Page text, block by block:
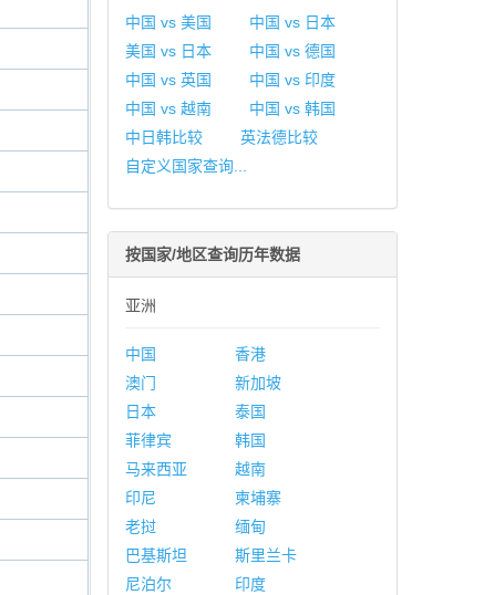
中国 vs 美国
中国 vs 日本
美国 vs 日本
中国 vs 德国
中国 vs 英国
中国 vs 印度
中国 vs 越南
中国 vs 韩国
中日韩比较
英法德比较
自定义国家查询...
按国家/地区查询历年数据
亚洲
中国
香港
澳门
新加坡
日本
泰国
菲律宾
韩国
马来西亚
越南
印尼
柬埔寨
老挝
缅甸
巴基斯坦
斯里兰卡
尼泊尔
印度